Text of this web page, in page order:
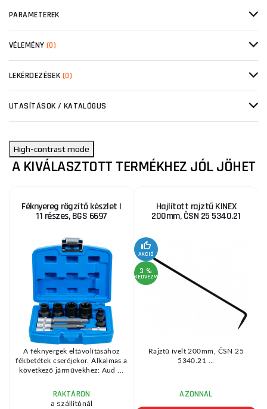
PARAMÉTEREK
VÉLEMÉNY (0)
LEKÉRDEZÉSEK (0)
UTASÍTÁSOK / KATALÓGUS
High-contrast mode
A KIVÁLASZTOTT TERMÉKHEZ JÓL JÖHET
Féknyereg rögzítő készlet |
11 részes, BGS 6697
A féknyergek eltávolításához
fékbetétek cseréjekor. Alkalmas a
következő járművekhez: Aud ...
RAKTÁRON
a szállítónál
Hajlított rajztű KINEX
200mm, ČSN 25 5340.21
AKCIÓ
3 %
KEDVEZMÉNY
Rajztű ívelt 200mm, ČSN 25
5340.21 ...
AZONNAL